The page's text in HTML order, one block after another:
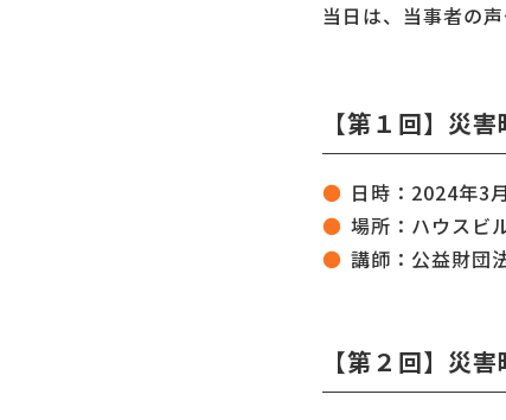
当日は、当事者の
【第１回】災
日時：2024年3
場所：ハウスビ
講師：公益財
【第２回】災